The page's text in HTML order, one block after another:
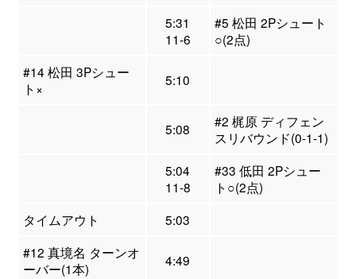
5:31
11-6
#5 松田 2Pシュート
○(2点)
#14 松田 3Pシュー
ト×
5:10
5:08
#2 梶原 ディフェン
スリバウンド(0-1-1)
5:04
11-8
#33 低田 2Pシュー
ト○(2点)
タイムアウト
5:03
#12 真境名 ターンオ
ーバー(1本)
4:49